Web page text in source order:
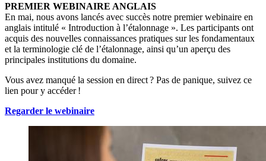
PREMIER WEBINAIRE ANGLAIS
En mai, nous avons lancés avec succès notre premier webinaire en
anglais intitulé « Introduction à l’étalonnage ». Les participants ont
acquis des nouvelles connaissances pratiques sur les fondamentaux
et la terminologie clé de l’étalonnage, ainsi qu’un aperçu des
principales institutions du domaine.
Vous avez manqué la session en direct ? Pas de panique, suivez ce
lien pour y accéder !
Regarder le webinaire